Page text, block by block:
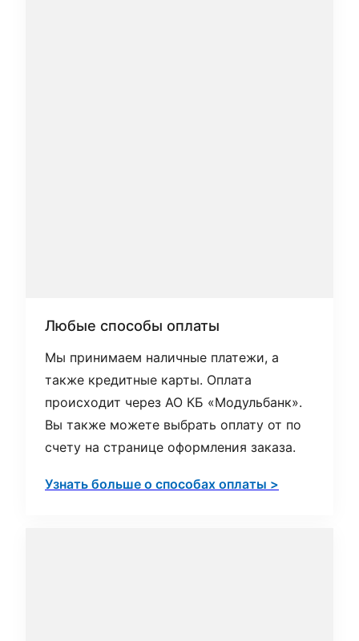
Любые способы оплаты
Мы принимаем наличные платежи, а
также кредитные карты. Оплата
происходит через АО КБ «Модульбанк».
Вы также можете выбрать оплату от по
счету на странице оформления заказа.
Узнать больше о способах оплаты >